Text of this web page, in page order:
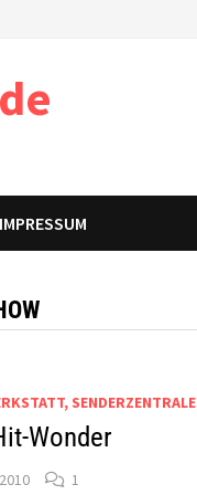
IMPRESSUM
SENDERZENTRALE
Wonder
1